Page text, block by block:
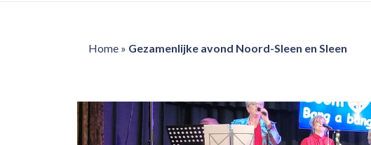
Home» Gezamenlijke avond Noord-Sleen en Sleen